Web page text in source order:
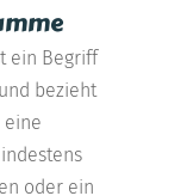
ein Begriff
bezieht
eine
oder ein